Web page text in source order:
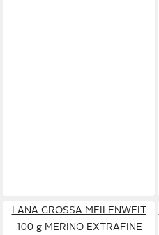
LANA GROSSA MEILENWEIT
100 g MERINO EXTRAFINE